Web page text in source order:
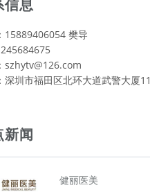
信息
15889406054 樊导
szhytv@126.com
深圳市福田区北环大道武警大厦11
新闻
健丽医美